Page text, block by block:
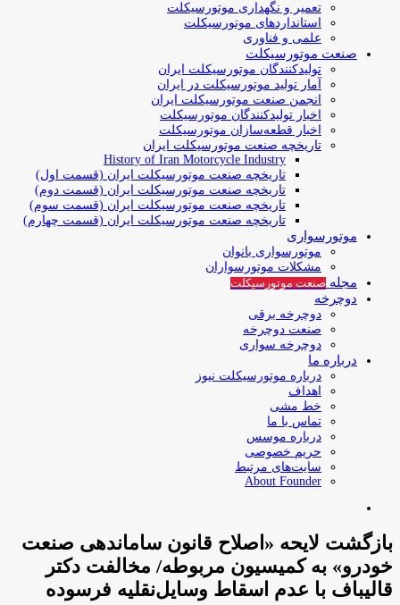
تعمیر و نگهداری موتورسیکلت
استانداردهای موتورسیکلت
علمی و فناوری
صنعت موتورسیکلت
تولیدکنندگان موتورسیکلت ایران
آمار تولید موتورسیکلت در ایران
انجمن صنعت موتورسیکلت ایران
اخبار تولیدکنندگان موتورسیکلت
اخبار قطعه‌سازان موتورسیکلت
تاریخچه صنعت موتورسیکلت ایران
History of Iran Motorcycle Industry
تاریخچه صنعت موتورسیکلت ایران (قسمت اول)
تاریخچه صنعت موتورسیکلت ایران (قسمت دوم)
تاریخچه صنعت موتورسیکلت ایران (قسمت سوم)
تاریخچه صنعت موتورسیکلت ایران (قسمت چهارم)
موتورسواری
موتورسواری بانوان
مشکلات موتورسواران
مجله صنعت موتورسیکلت
دوچرخه
دوچرخه برقی
صنعت دوچرخه
دوچرخه سواری
درباره ما
درباره موتورسیکلت نیوز
اهداف
خط مشی
تماس با ما
درباره موسس
حریم خصوصی
سایت‌های مرتبط
About Founder
بازگشت لایحه «اصلاح قانون ساماندهی صنعت
خودرو» به کمیسیون مربوطه/ مخالفت دکتر
قالیباف با عدم اسقاط وسایل‌نقلیه فرسوده